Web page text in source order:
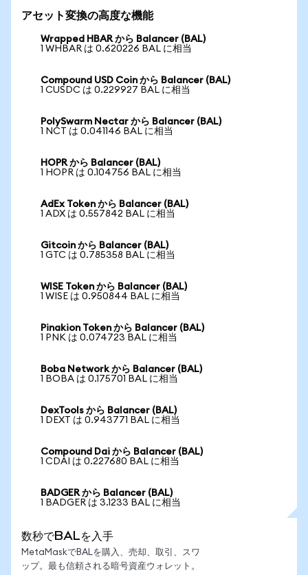
アセット変換の高度な機能
Wrapped HBAR から Balancer (BAL)
1 WHBAR は 0.620226 BAL に相当
Compound USD Coin から Balancer (BAL)
1 CUSDC は 0.229927 BAL に相当
PolySwarm Nectar から Balancer (BAL)
1 NCT は 0.041146 BAL に相当
HOPR から Balancer (BAL)
1 HOPR は 0.104756 BAL に相当
AdEx Token から Balancer (BAL)
1 ADX は 0.557842 BAL に相当
Gitcoin から Balancer (BAL)
1 GTC は 0.785358 BAL に相当
WISE Token から Balancer (BAL)
1 WISE は 0.950844 BAL に相当
Pinakion Token から Balancer (BAL)
1 PNK は 0.074723 BAL に相当
Boba Network から Balancer (BAL)
1 BOBA は 0.175701 BAL に相当
DexTools から Balancer (BAL)
1 DEXT は 0.943771 BAL に相当
Compound Dai から Balancer (BAL)
1 CDAI は 0.227680 BAL に相当
BADGER から Balancer (BAL)
1 BADGER は 3.1233 BAL に相当
数秒でBALを入手
MetaMaskでBALを購入、売却、取引、スワ
ップ。最も信頼される暗号資産ウォレット。